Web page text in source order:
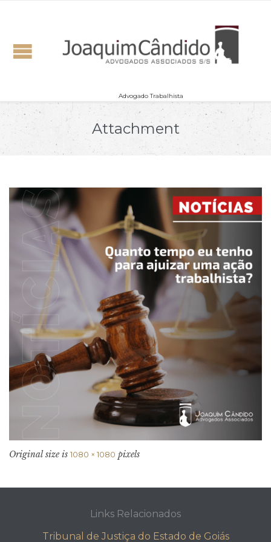
Advogado Trabalhista
Attachment
Original size is 1080 × 1080 pixels
Links Relacionados
Tribunal de Justiça do Estado de Goiás